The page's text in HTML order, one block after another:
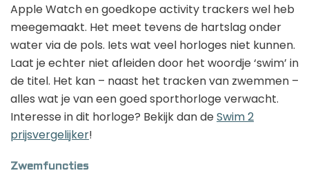
Apple Watch en goedkope activity trackers wel heb
meegemaakt. Het meet tevens de hartslag onder
water via de pols. Iets wat veel horloges niet kunnen.
Laat je echter niet afleiden door het woordje ‘swim’ in
de titel. Het kan – naast het tracken van zwemmen –
alles wat je van een goed sporthorloge verwacht.
Interesse in dit horloge? Bekijk dan deSwim 2
prijsvergelijker!
Zwemfuncties